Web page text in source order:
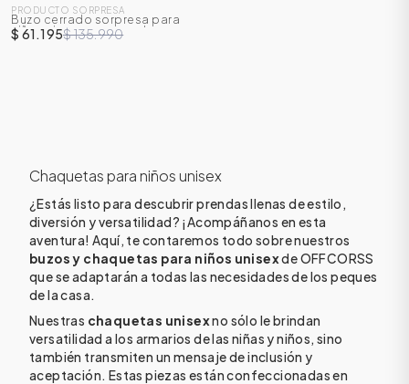
-55 %
PRODUCTO SORPRESA
Buzo cerrado sorpresa para
niño unisex con capucha
$ 61.195$ 135.990
Chaquetas para niños unisex
¿Estás listo para descubrir prendas llenas de estilo,
diversión y versatilidad? ¡Acompáñanos en esta
aventura! Aquí, te contaremos todo sobre nuestros
buzos y chaquetas para niños unisexde OFFCORSS
que se adaptarán a todas las necesidades de los peques
de la casa.
Nuestras chaquetas unisexno sólo le brindan
versatilidad a los armarios de las niñas y niños, sino
también transmiten un mensaje de inclusión y
aceptación. Estas piezas están confeccionadas en